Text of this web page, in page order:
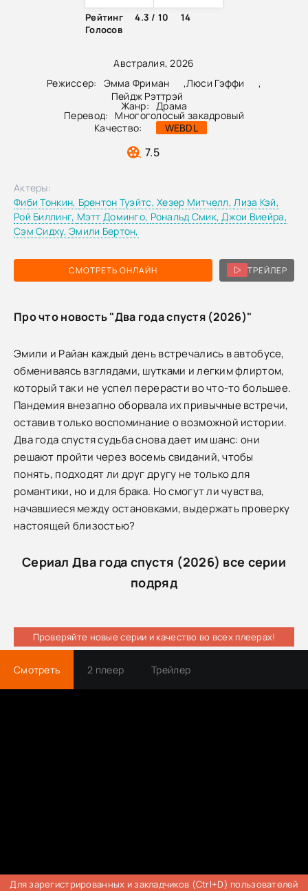
Австралия, 2026
Режиссер:
Эмма Фриман ,Люси Гэффи
,
Пейдж Рэттрэй
Жанр: Драма
Перевод:
Многоголосый закадровый
Качество:
WEBDL
7.5
Рейтинг
4.3 / 10
14
Голосов
СМОТРЕТЬ ОНЛАЙН ТРЕЙЛЕР
Актеры:
Фиби Тонкин, Брентон Туэйтс,Хезер Митчелл,Лиза Кэй,
Рой Биллинг, Мэтт Доминго, Рональд Смик,Джои Виейра,
Сэм Сидху,Эмили Бертон,
Про что новость "Два года спустя (2026)"
Эмили и Райан каждый день встречались в автобусе,
обмениваясь взглядами, шутками и легким флиртом,
который так и не успел перерасти во что-то большее.
Пандемия внезапно оборвала их привычные встречи,
оставив только воспоминание о возможной истории.
Два года спустя судьба снова дает им шанс: они
решают пройти через восемь свиданий, чтобы
понять, подходят ли друг другу не только для
романтики, но и для брака. Но смогут ли чувства,
начавшиеся между остановками, выдержать проверку
настоящей близостью?
Сериал Два года спустя (2026) все серии
подряд
Проверяйте новые серии и качество во всех плеерах!
Смотреть 2 плеер Трейлер
Для зарегистрированных и закладчиков (Ctrl+D) пользователей